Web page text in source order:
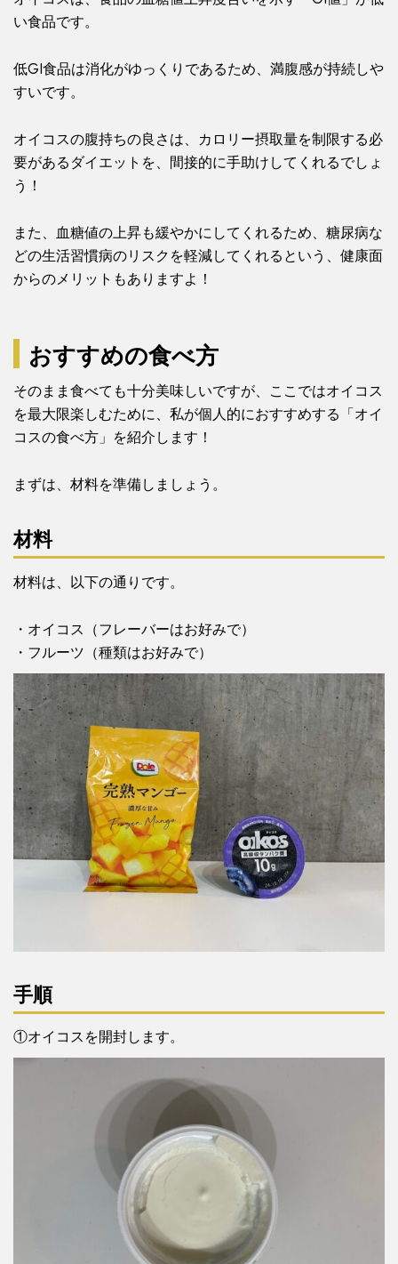
い食品です。
低GI食品は消化がゆっくりであるため、満腹感が持続しや
すいです。
オイコスの腹持ちの良さは、カロリー摂取量を制限する必
要があるダイエットを、間接的に手助けしてくれるでしょ
う！
また、血糖値の上昇も緩やかにしてくれるため、糖尿病な
どの生活習慣病のリスクを軽減してくれるという、健康面
からのメリットもありますよ！
おすすめの食べ方
そのまま食べても十分美味しいですが、ここではオイコス
を最大限楽しむために、私が個人的におすすめする「オイ
コスの食べ方」を紹介します！
まずは、材料を準備しましょう。
材料
材料は、以下の通りです。
・オイコス（フレーバーはお好みで）
・フルーツ（種類はお好みで）
手順
①オイコスを開封します。